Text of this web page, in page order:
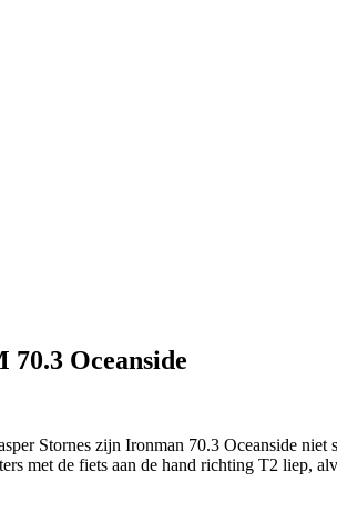
Oceanside
Stornes zijn Ironman 70.3 Oceanside niet
met de fiets aan de hand richting T2 liep,